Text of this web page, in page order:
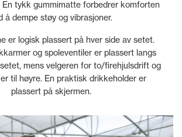
En tykk gummimatte forbedrer komforten
å dempe støy og vibrasjoner.
er logisk plassert på hver side av setet.
og spoleventiler er plassert langs
mens velgeren for to/firehjulsdrift og
til høyre. En praktisk drikkeholder er
plassert på skjermen.